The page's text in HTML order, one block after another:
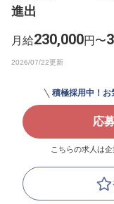
進出
月給230,000円〜
積極採用中！お
応
こちらの求人は企